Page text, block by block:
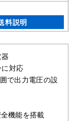
料説明
対応
で出力電圧の設
機能を搭載